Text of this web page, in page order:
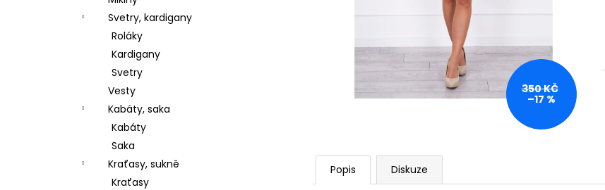
Svetry, kardigany
Roláky
Kardigany
Svetry
Vesty
Kabáty, saka
Kabáty
Saka
Kraťasy, sukně
Kraťasy
350 KČ
–17 %
Popis Diskuze